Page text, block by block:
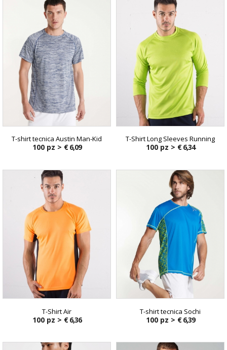
T-shirt tecnica Austin Man-Kid
100 pz > € 6,09
T-Shirt Long Sleeves Running
100 pz > € 6,34
T-Shirt Air
100 pz > € 6,36
T-shirt tecnica Sochi
100 pz > € 6,39